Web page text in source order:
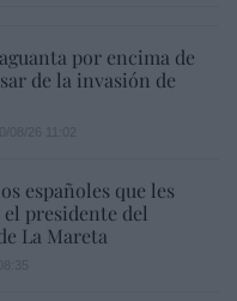
por encima de
de la invasión de
españoles que les
presidente del
La Mareta